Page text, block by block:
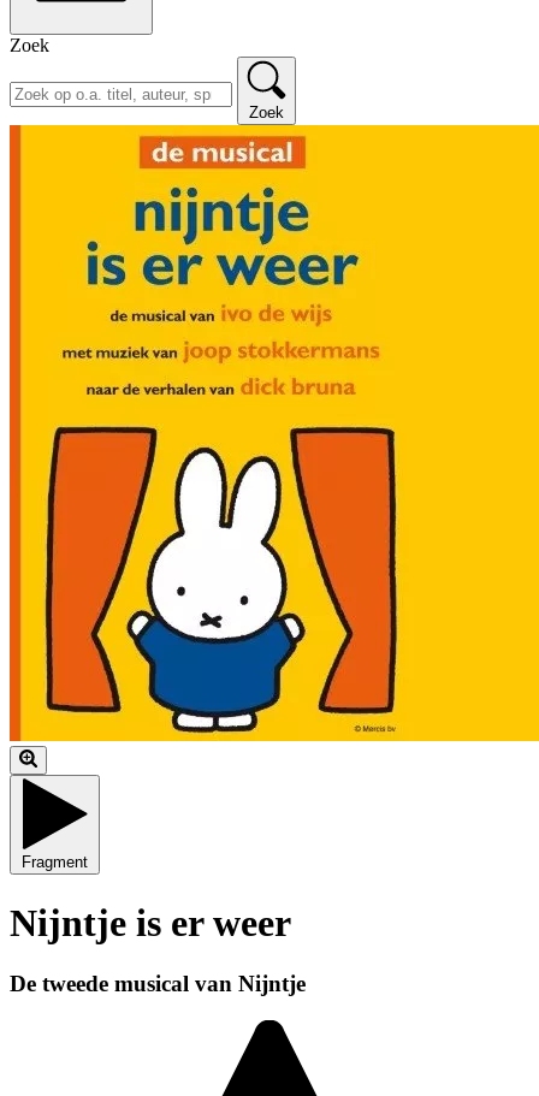
Zoek
Zoek
Fragment
Nijntje is er weer
De tweede musical van Nijntje